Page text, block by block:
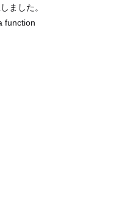
ました。
function